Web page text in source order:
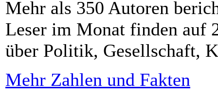
Mehr als 350 Autoren
Leser im Monat finden auf
über Politik, Gesellschaft,
Mehr Zahlen und Fakten